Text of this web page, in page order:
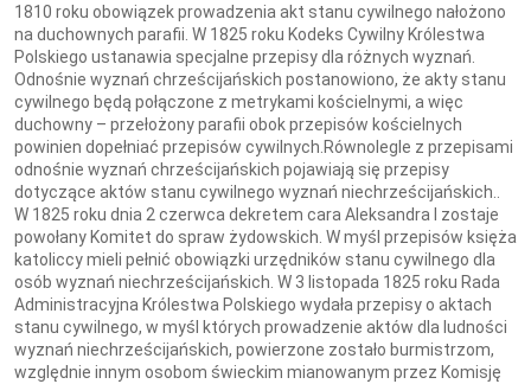
1810 roku obowiązek prowadzenia akt stanu cywilnego nałożono
na duchownych parafii. W 1825 roku Kodeks Cywilny Królestwa
Polskiego ustanawia specjalne przepisy dla różnych wyznań.
Odnośnie wyznań chrześcijańskich postanowiono, że akty stanu
cywilnego będą połączone z metrykami kościelnymi, a więc
duchowny – przełożony parafii obok przepisów kościelnych
powinien dopełniać przepisów cywilnych.Równolegle z przepisami
odnośnie wyznań chrześcijańskich pojawiają się przepisy
dotyczące aktów stanu cywilnego wyznań niechrześcijańskich..
W 1825 roku dnia 2 czerwca dekretem cara Aleksandra I zostaje
powołany Komitet do spraw żydowskich. W myśl przepisów księża
katoliccy mieli pełnić obowiązki urzędników stanu cywilnego dla
osób wyznań niechrześcijańskich. W 3 listopada 1825 roku Rada
Administracyjna Królestwa Polskiego wydała przepisy o aktach
stanu cywilnego, w myśl których prowadzenie aktów dla ludności
wyznań niechrześcijańskich, powierzone zostało burmistrzom,
względnie innym osobom świeckim mianowanym przez Komisję